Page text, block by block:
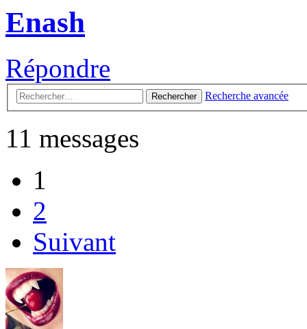
Enash
Répondre
Rechercher Recherche avancée
11 messages
1
2
Suivant